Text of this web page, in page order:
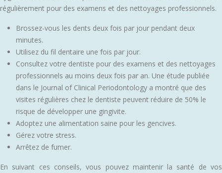
régulièrement pour des examens et des nettoyages professionnels.
Brossez-vous les dents deux fois par jour pendant deux
minutes.
Utilisez du fil dentaire une fois par jour.
Consultez votre dentiste pour des examens et des nettoyages
professionnels au moins deux fois par an. Une étude publiée
dans le Journal of Clinical Periodontology a montré que des
visites régulières chez le dentiste peuvent réduire de 50% le
risque de développer une gingivite.
Adoptez une alimentation saine pour les gencives.
Gérez votre stress.
Arrêtez de fumer.
En suivant ces conseils, vous pouvez maintenir la santé de vos